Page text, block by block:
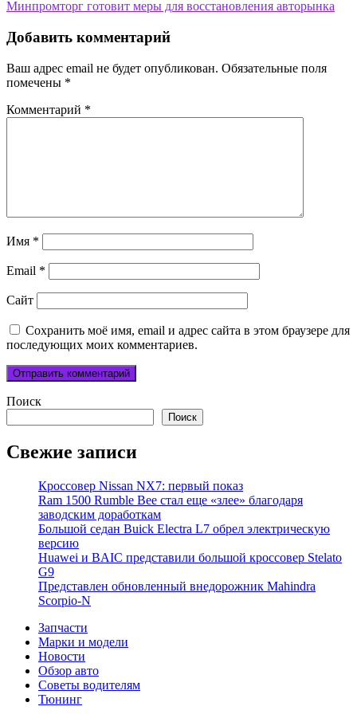
Минпромторг готовит меры для восстановления авторынка
Добавить комментарий
Ваш адрес email не будет опубликован. Обязательные поля
помечены *
Комментарий *
Имя *
Email *
Сайт
Сохранить моё имя, email и адрес сайта в этом браузере для
последующих моих комментариев.
Поиск
Поиск
Свежие записи
Кроссовер Nissan NX7: первый показ
Ram 1500 Rumble Bee стал еще «злее» благодаря
заводским доработкам
Большой седан Buick Electra L7 обрел электрическую
версию
Huawei и BAIC представили большой кроссовер Stelato
G9
Представлен обновленный внедорожник Mahindra
Scorpio-N
Запчасти
Марки и модели
Новости
Обзор авто
Советы водителям
Тюнинг